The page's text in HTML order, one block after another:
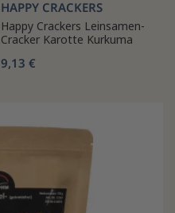
HAPPY CRACKERS
Happy Crackers Leinsamen-
Cracker Karotte Kurkuma
9,13 €